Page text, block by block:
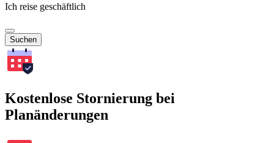
Ich reise geschäftlich
Suchen
Kostenlose Stornierung bei
Planänderungen